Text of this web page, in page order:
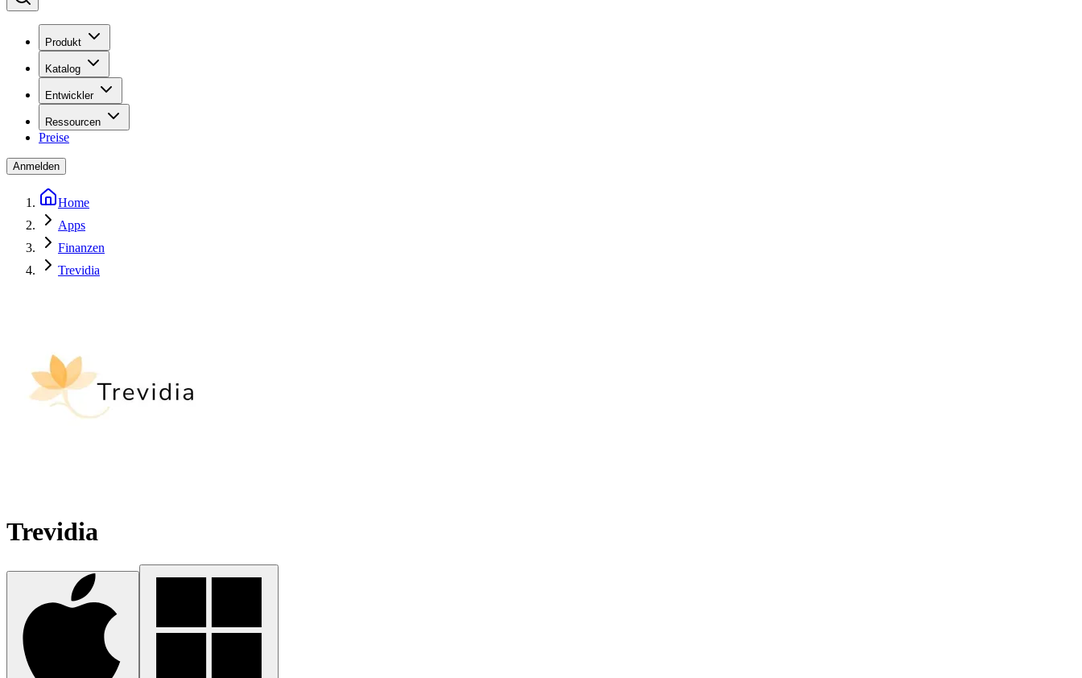
Produkt
Katalog
Entwickler
Ressourcen
Preise
Anmelden
Home
Apps
Finanzen
Trevidia
Trevidia